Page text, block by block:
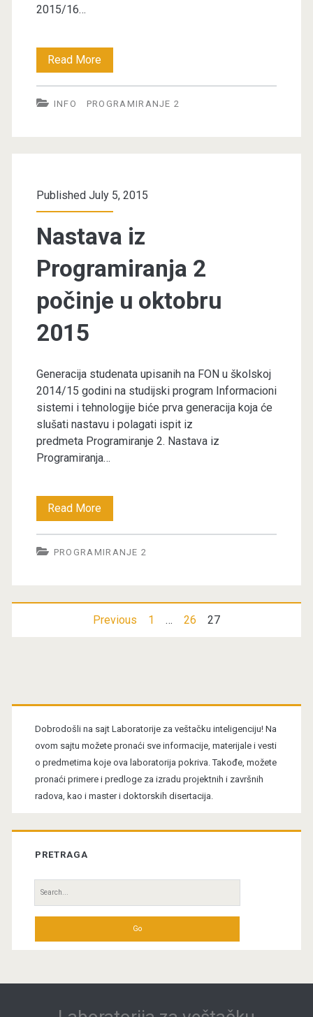
2015/16…
Read MoreProgramiranje
2
vs.
INFO PROGRAMIRANJE 2
Published July 5, 2015
Nastava iz
Programiranja 2
počinje u oktobru
2015
Generacija studenata upisanih na FON u školskoj
2014/15 godini na studijski program Informacioni
sistemi i tehnologije biće prva generacija koja će
slušati nastavu i polagati ispit iz
predmeta Programiranje 2. Nastava iz
Programiranja…
Read MoreNastava
iz
Programiranja
počinje
PROGRAMIRANJE 2
Previous 1 … 26 27
Primary
Sidebar
Dobrodošli na sajt Laboratorije za veštačku inteligenciju! Na
ovom sajtu možete pronaći sve informacije, materijale i vesti
o predmetima koje ova laboratorija pokriva. Takođe, možete
pronaći primere i predloge za izradu projektnih i završnih
radova, kao i master i doktorskih disertacija.
PRETRAGA
Search
for: